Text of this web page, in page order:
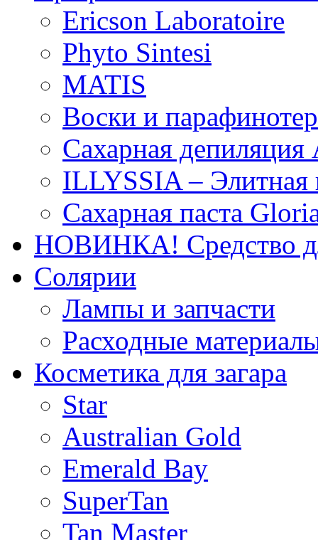
Ericson Laboratoire
Phyto Sintesi
MATIS
Воски и
Сахарная депиляция
ILLYSSIA – Элитная
Сахарная паста
НОВИНКА! Средство
Солярии
Лампы и запчасти
Расходные
Косметика для загара
Star
Australian Gold
Emerald Bay
SuperTan
Tan Master